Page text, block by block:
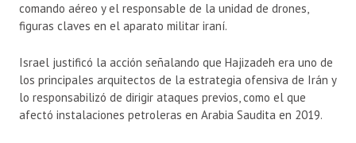
comando aéreo y el responsable de la unidad de drones,
figuras claves en el aparato militar iraní.
Israel justificó la acción señalando que Hajizadeh era uno de
los principales arquitectos de la estrategia ofensiva de Irán y
lo responsabilizó de dirigir ataques previos, como el que
afectó instalaciones petroleras en Arabia Saudita en 2019.